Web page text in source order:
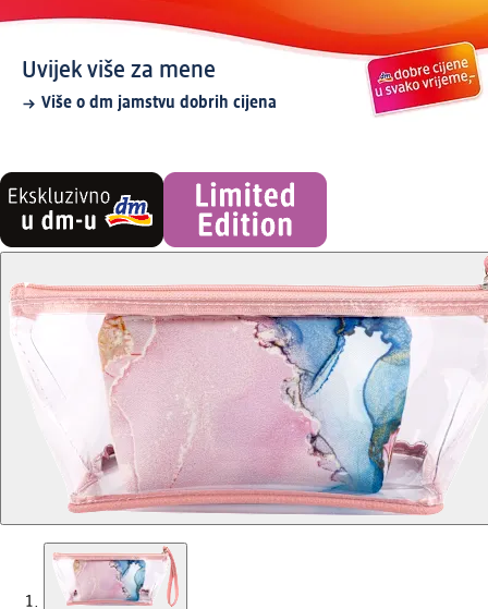
Uvijek više za mene
Više o dm jamstvu dobrih cijena